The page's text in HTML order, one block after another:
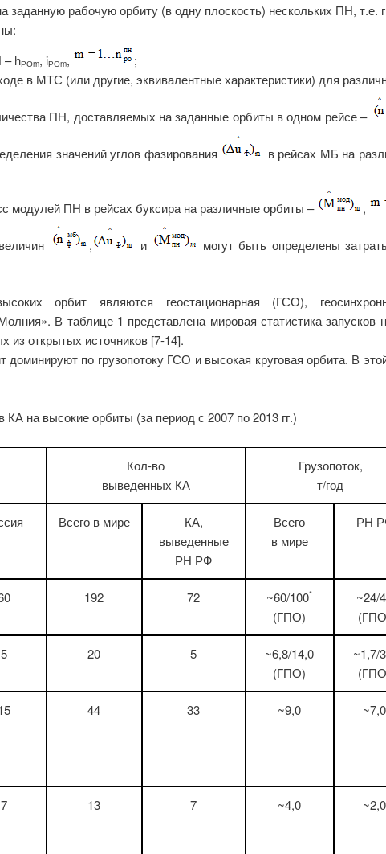
заданную рабочую орбиту (в одну плоскость) нескольких ПН, т.е.
– hРОm, iРОm,
;
в МТС (или другие, эквивалентные характеристики) для
ПН, доставляемых на заданные орбиты в одном рейсе –
значений углов фазирования
в рейсах МБ на
модулей ПН в рейсах буксира на различные орбиты – ,
, и могут быть определены
орбит являются геостационарная (ГСО),
В таблице 1 представлена мировая статистика
из открытых источников [7-14].
по грузопотоку ГСО и высокая круговая орбита. В
КА на высокие орбиты (за период с 2007 по 2013 гг.)
Кол-во
выведенных КА
Грузопоток,
т/год
Всего в мире
КА,
выведенные
РН РФ
Всего
в мире
РН
192 72 ~60/100*
(ГПО)
~24/
5 20 5
~6,8/14,0
(ГПО)
~1,7/
44 33 ~9,0 ~7,0
7 13 7 ~4,0 ~2,0